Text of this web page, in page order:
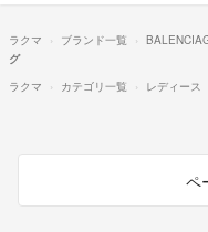
ラクマ ブランド一覧
グ
ラクマ
カテゴリ一覧 レディース
ペ